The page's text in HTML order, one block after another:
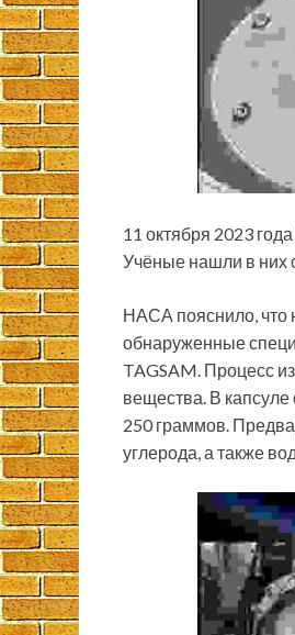
11 октября 2023
Учёные нашли в них
НАСА пояснило, что
обнаруженные
TAGSAM. Процесс
вещества. В
250 граммов.
углерода, а также